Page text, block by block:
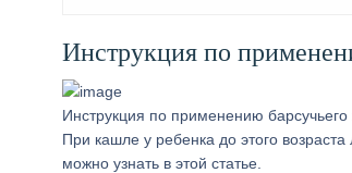
Инструкция по
Инструкция по применению
При кашле у ребенка до этого
можно узнать в этой статье.